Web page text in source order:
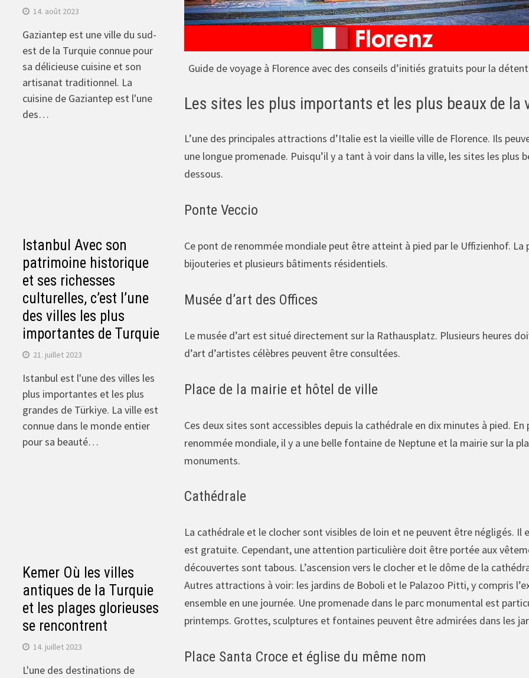
Guide de voyage à Florence avec des conseils d’initiés gratuits pour la
Les sites les plus importants et les plus beaux de la
L’une des principales attractions d’Italie est la vieille ville de Florence. Ils
une longue promenade. Puisqu’il y a tant à voir dans la ville, les sites les
dessous.
Ponte Veccio
Ce pont de renommée mondiale peut être atteint à pied par le Uffizienhof.
bijouteries et plusieurs bâtiments résidentiels.
Musée d’art des Offices
Le musée d’art est situé directement sur la Rathausplatz. Plusieurs heures
d’art d’artistes célèbres peuvent être consultées.
Place de la mairie et hôtel de ville
Ces deux sites sont accessibles depuis la cathédrale en dix minutes à pied.
renommée mondiale, il y a une belle fontaine de Neptune et la mairie sur la
monuments.
Cathédrale
La cathédrale et le clocher sont visibles de loin et ne peuvent être négligés. Il
est gratuite. Cependant, une attention particulière doit être portée aux
découvertes sont tabous. L’ascension vers le clocher et le dôme de la
Autres attractions à voir: les jardins de Boboli et le Palazoo Pitti, y compris
ensemble en une journée. Une promenade dans le parc monumental est
printemps. Grottes, sculptures et fontaines peuvent être admirées dans les
Place Santa Croce et église du même nom
14. août 2023
Gaziantep est une ville du sud-
est de la Turquie connue pour
sa délicieuse cuisine et son
artisanat traditionnel. La
cuisine de Gaziantep est l'une
des…
Istanbul Avec son
patrimoine historique
et ses richesses
culturelles, c’est l’une
des villes les plus
importantes de Turquie
21. juillet 2023
Istanbul est l'une des villes les
plus importantes et les plus
grandes de Türkiye. La ville est
connue dans le monde entier
pour sa beauté…
Kemer Où les villes
antiques de la Turquie
et les plages glorieuses
se rencontrent
14. juillet 2023
L'une des destinations de